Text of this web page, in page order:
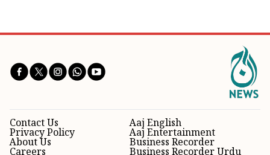
Aaj English
Aaj Entertainment
Business Recorder
Contact Us
Privacy Policy
About Us